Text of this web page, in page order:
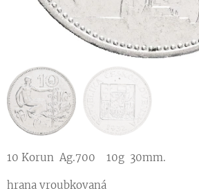
10 Korun Ag.700 10g 30mm.
hrana vroubkovaná